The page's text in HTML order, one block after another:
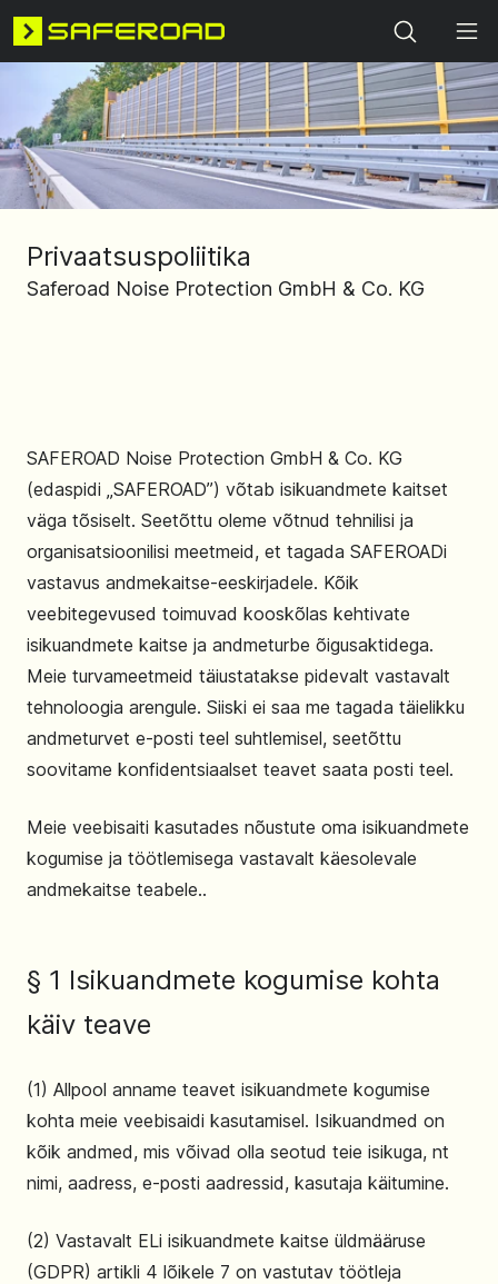
Search
Privaatsuspoliitika
Saferoad Noise Protection GmbH & Co. KG
SAFEROAD Noise Protection GmbH & Co. KG
(edaspidi „SAFEROAD”) võtab isikuandmete kaitset
väga tõsiselt. Seetõttu oleme võtnud tehnilisi ja
organisatsioonilisi meetmeid, et tagada SAFEROADi
vastavus andmekaitse-eeskirjadele. Kõik
veebitegevused toimuvad kooskõlas kehtivate
isikuandmete kaitse ja andmeturbe õigusaktidega.
Meie turvameetmeid täiustatakse pidevalt vastavalt
tehnoloogia arengule. Siiski ei saa me tagada täielikku
andmeturvet e-posti teel suhtlemisel, seetõttu
soovitame konfidentsiaalset teavet saata posti teel.
Meie veebisaiti kasutades nõustute oma isikuandmete
kogumise ja töötlemisega vastavalt käesolevale
andmekaitse teabele..
§ 1 Isikuandmete kogumise kohta
käiv teave
(1) Allpool anname teavet isikuandmete kogumise
kohta meie veebisaidi kasutamisel. Isikuandmed on
kõik andmed, mis võivad olla seotud teie isikuga, nt
nimi, aadress, e-posti aadressid, kasutaja käitumine.
(2) Vastavalt ELi isikuandmete kaitse üldmääruse
(GDPR) artikli 4 lõikele 7 on vastutav töötleja